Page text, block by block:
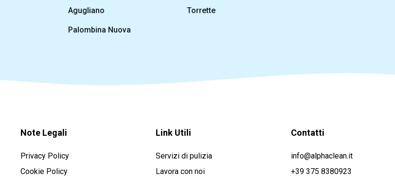
Agugliano Torrette
Palombina Nuova
Note Legali
Privacy Policy
Cookie Policy
Link Utili
Servizi di pulizia
Lavora con noi
Contatti
info@alphaclean.it
+39 375 8380923